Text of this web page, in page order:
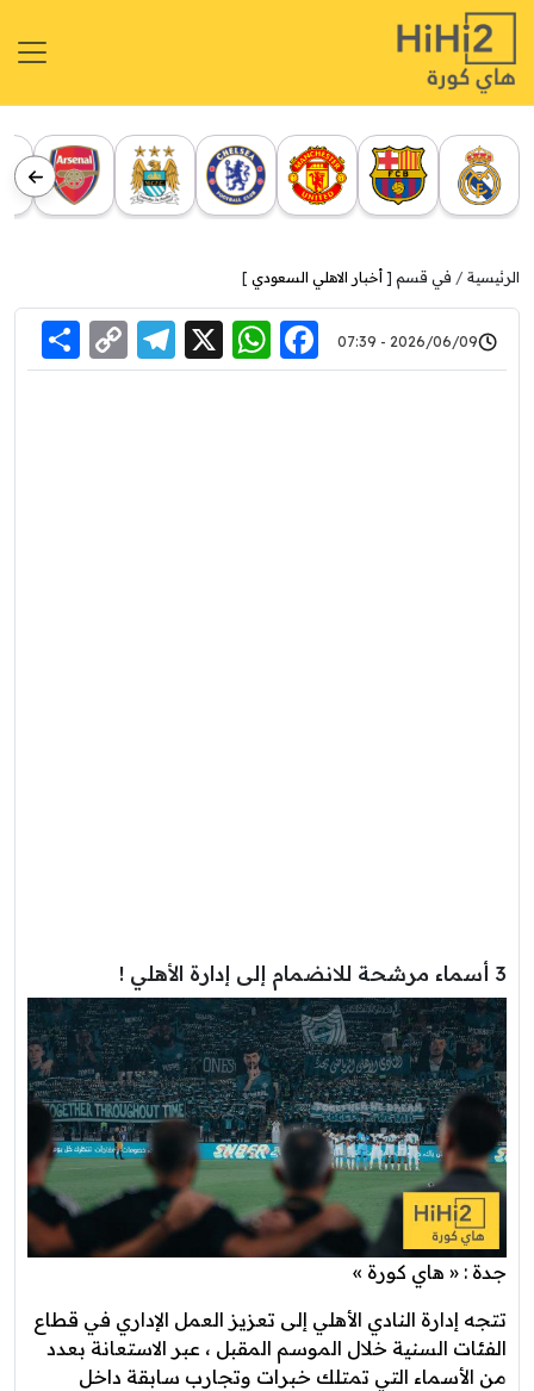
الرئيسية في قسم [ أخبار الاهلي السعودي ]
2026/06/09 - 07:39
Facebook
WhatsApp
X
Link
3 أسماء مرشحة للانضمام إلى إدارة الأهلي !
جدة : « هاي كورة »
تتجه إدارة النادي الأهلي إلى تعزيز العمل الإداري في قطاع
الفئات السنية خلال الموسم المقبل ، عبر الاستعانة بعدد
من الأسماء التي تمتلك خبرات وتجارب سابقة داخل